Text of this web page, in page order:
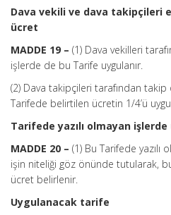
Dava vekili ve dava takipçileri
ücret
MADDE 19 – (1) Dava vekilleri
işlerde de bu Tarife uygulanır.
(2) Dava takipçileri tarafından
Tarifede belirtilen ücretin 1/4’ü
Tarifede yazılı olmayan
MADDE 20 – (1) Bu Tarifede yazılı
işin niteliği göz önünde tutularak,
ücret belirlenir.
Uygulanacak tarife